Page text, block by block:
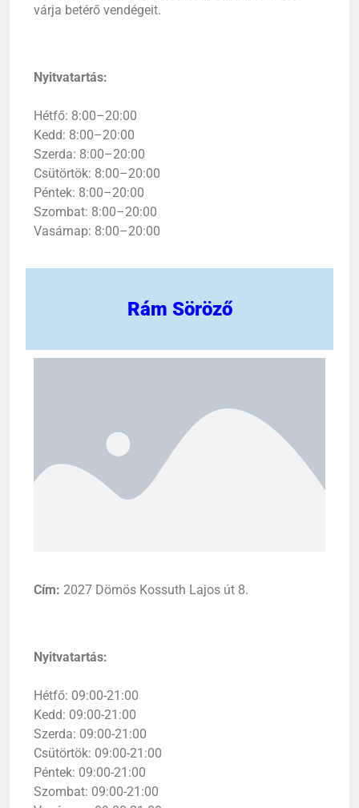
várja betérő vendégeit.
Nyitvatartás:
Hétfő: 8:00–20:00
Kedd: 8:00–20:00
Szerda: 8:00–20:00
Csütörtök: 8:00–20:00
Péntek: 8:00–20:00
Szombat: 8:00–20:00
Vasárnap: 8:00–20:00
Rám Söröző
Cím: 2027 Dömös Kossuth Lajos út 8.
Nyitvatartás:
Hétfő: 09:00-21:00
Kedd: 09:00-21:00
Szerda: 09:00-21:00
Csütörtök: 09:00-21:00
Péntek: 09:00-21:00
Szombat: 09:00-21:00